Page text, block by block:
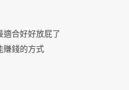
適合好好放屁了
賺錢的方式